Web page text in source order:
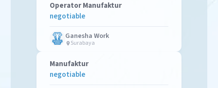
Operator Manufaktur
negotiable
Ganesha Work
Surabaya
Manufaktur
negotiable